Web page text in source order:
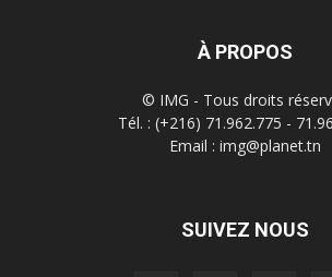
À PROPOS
© IMG - Tous droits
Tél. : (+216) 71.962.775 -
Email : img@planet.tn
SUIVEZ NOUS